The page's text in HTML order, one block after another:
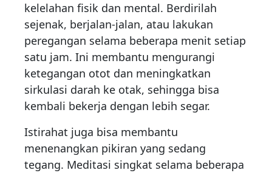
kelelahan fisik dan mental. Berdirilah
sejenak, berjalan-jalan, atau lakukan
peregangan selama beberapa menit setiap
satu jam. Ini membantu mengurangi
ketegangan otot dan meningkatkan
sirkulasi darah ke otak, sehingga bisa
kembali bekerja dengan lebih segar.
Istirahat juga bisa membantu
menenangkan pikiran yang sedang
tegang. Meditasi singkat selama beberapa